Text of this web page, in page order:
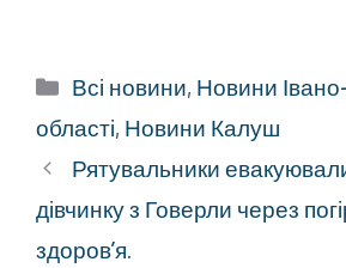
Категорії
Всі новини, Новини
області, Новини Калуш
Рятувальники
дівчинку з Говерли через
здоров’я.